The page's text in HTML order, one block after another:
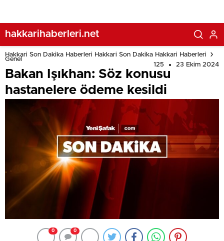
hakkarihaberleri.net
Hakkari Son Dakika Haberleri Hakkari Son Dakika Hakkari Haberleri
Genel
125
23 Ekim 2024
Bakan Işıkhan: Söz konusu
hastanelere ödeme kesildi
0 0